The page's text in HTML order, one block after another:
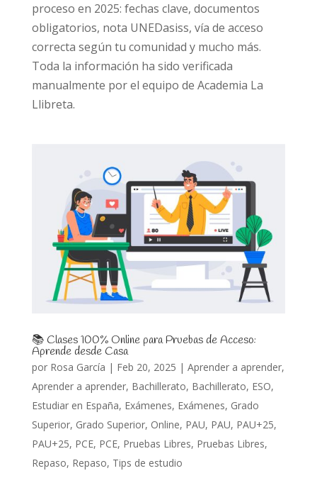
proceso en 2025: fechas clave, documentos
obligatorios, nota UNEDasiss, vía de acceso
correcta según tu comunidad y mucho más.
Toda la información ha sido verificada
manualmente por el equipo de Academia La
Llibreta.
📚 Clases 100% Online para Pruebas de Acceso:
Aprende desde Casa
por Rosa García | Feb 20, 2025 | Aprender a aprender,
Aprender a aprender, Bachillerato, Bachillerato, ESO,
Estudiar en España, Exámenes, Exámenes, Grado
Superior, Grado Superior, Online, PAU, PAU, PAU+25,
PAU+25, PCE, PCE, Pruebas Libres, Pruebas Libres,
Repaso, Repaso, Tips de estudio